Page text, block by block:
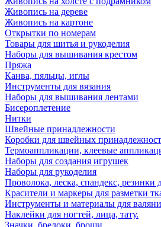
Живопись на дереве
Живопись на картоне
Открытки по номерам
Товары для шитья и рукоделия
Наборы для вышивания крестом
Пряжа
Канва, пяльцы, иглы
Инструменты для вязания
Наборы для вышивания лентами
Бисероплетение
Нитки
Швейные принадлежности
Коробки для швейных
Термоаппликации, клеевые
Наборы для создания игрушек
Наборы для рукоделия
Проволока, леска, спандекс, резинки
Красители и маркеры для разметки
Инструменты и материалы для
Наклейки для ногтей, лица, тату.
Значки, брелоки, броши